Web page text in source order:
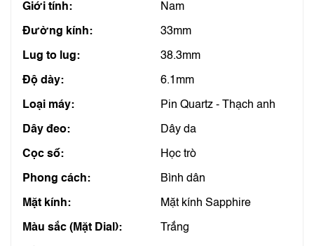
Giới tính: Nam
Đường kính: 33mm
Lug to lug: 38.3mm
Độ dày: 6.1mm
Loại máy: Pin Quartz - Thạch anh
Dây đeo: Dây da
Cọc số: Học trò
Phong cách: Bình dân
Mặt kính: Mặt kính Sapphire
Màu sắc (Mặt Dial): Trắng